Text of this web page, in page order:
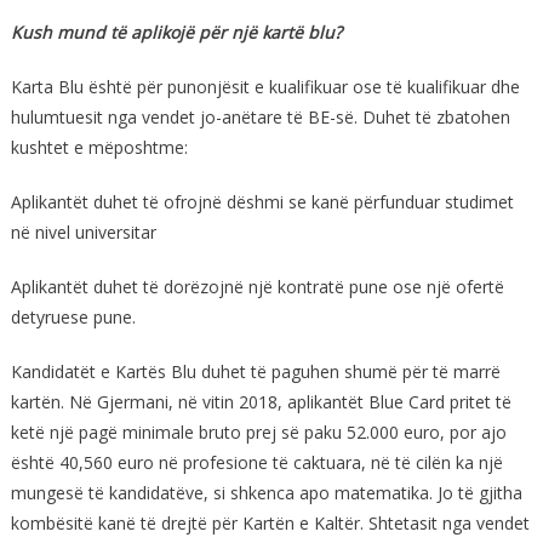
Kush mund të aplikojë për një kartë blu?
Karta Blu është për punonjësit e kualifikuar ose të kualifikuar dhe
hulumtuesit nga vendet jo-anëtare të BE-së. Duhet të zbatohen
kushtet e mëposhtme:
Aplikantët duhet të ofrojnë dëshmi se kanë përfunduar studimet
në nivel universitar
Aplikantët duhet të dorëzojnë një kontratë pune ose një ofertë
detyruese pune.
Kandidatët e Kartës Blu duhet të paguhen shumë për të marrë
kartën. Në Gjermani, në vitin 2018, aplikantët Blue Card pritet të
ketë një pagë minimale bruto prej së paku 52.000 euro, por ajo
është 40,560 euro në profesione të caktuara, në të cilën ka një
mungesë të kandidatëve, si shkenca apo matematika. Jo të gjitha
kombësitë kanë të drejtë për Kartën e Kaltër. Shtetasit nga vendet